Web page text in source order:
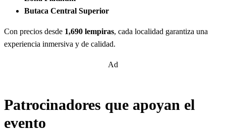
Butaca Central Superior
Con precios desde 1,690 lempiras, cada localidad garantiza una
experiencia inmersiva y de calidad.
Ad
Patrocinadores que apoyan el
evento